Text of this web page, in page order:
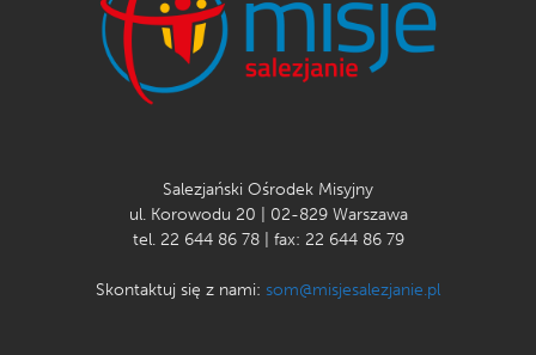
Salezjański Ośrodek Misyjny
ul. Korowodu 20 | 02-829 Warszawa
tel. 22 644 86 78 | fax: 22 644 86 79
Skontaktuj się z nami: som@misjesalezjanie.pl